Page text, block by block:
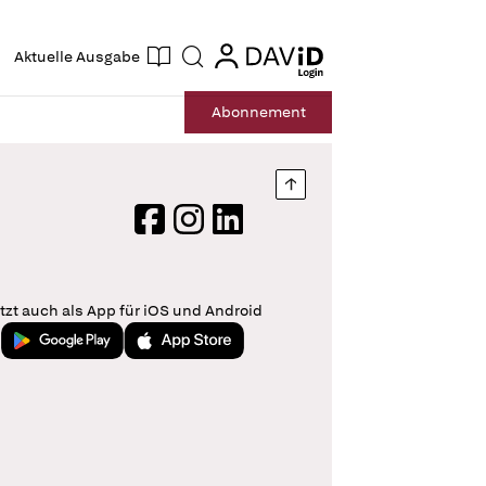
Aktuelle Ausgabe Suche login
login
Abonnement
Nach oben springen
FacebookInstagram
LinkedIn
auch als App für iOS und Android
Jetzt bei Google PlayLaden im App Store